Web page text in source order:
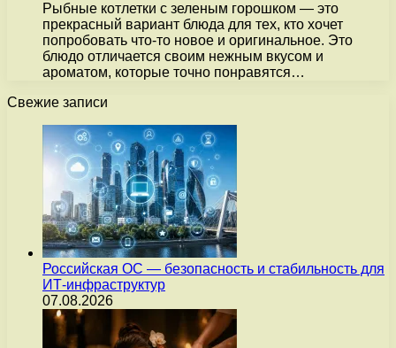
Рыбные котлетки с зеленым горошком — это
прекрасный вариант блюда для тех, кто хочет
попробовать что-то новое и оригинальное. Это
блюдо отличается своим нежным вкусом и
ароматом, которые точно понравятся…
Свежие записи
Российская ОС — безопасность и стабильность для
ИТ-инфраструктур
07.08.2026